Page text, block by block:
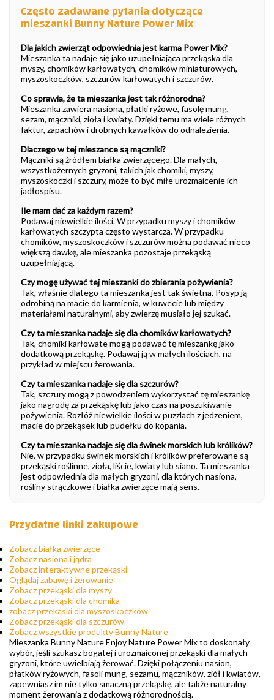
Często zadawane pytania dotyczące
mieszanki Bunny Nature Power Mix
Dla jakich zwierząt odpowiednia jest karma Power Mix?
Mieszanka ta nadaje się jako uzupełniająca przekąska dla
myszy, chomików karłowatych, chomików miniaturowych,
myszoskoczków, szczurów karłowatych i szczurów.
Co sprawia, że ta mieszanka jest tak różnorodna?
Mieszanka zawiera nasiona, płatki ryżowe, fasolę mung,
sezam, mączniki, zioła i kwiaty. Dzięki temu ma wiele różnych
faktur, zapachów i drobnych kawałków do odnalezienia.
Dlaczego w tej mieszance są mączniki?
Mączniki są źródłem białka zwierzęcego. Dla małych,
wszystkożernych gryzoni, takich jak chomiki, myszy,
myszoskoczki i szczury, może to być miłe urozmaicenie ich
jadłospisu.
Ile mam dać za każdym razem?
Podawaj niewielkie ilości. W przypadku myszy i chomików
karłowatych szczypta często wystarcza. W przypadku
chomików, myszoskoczków i szczurów można podawać nieco
większą dawkę, ale mieszanka pozostaje przekąską
uzupełniającą.
Czy mogę używać tej mieszanki do zbierania pożywienia?
Tak, właśnie dlatego ta mieszanka jest tak świetna. Posyp ją
odrobiną na macie do karmienia, w kuwecie lub między
materiałami naturalnymi, aby zwierzę musiało jej szukać.
Czy ta mieszanka nadaje się dla chomików karłowatych?
Tak, chomiki karłowate mogą podawać tę mieszankę jako
dodatkową przekąskę. Podawaj ją w małych ilościach, na
przykład w miejscu żerowania.
Czy ta mieszanka nadaje się dla szczurów?
Tak, szczury mogą z powodzeniem wykorzystać tę mieszankę
jako nagrodę za przekąskę lub jako czas na poszukiwanie
pożywienia. Rozłóż niewielkie ilości w puzzlach z jedzeniem,
macie do przekąsek lub pudełku do kopania.
Czy ta mieszanka nadaje się dla świnek morskich lub królików?
Nie, w przypadku świnek morskich i królików preferowane są
przekąski roślinne, zioła, liście, kwiaty lub siano. Ta mieszanka
jest odpowiednia dla małych gryzoni, dla których nasiona,
rośliny strączkowe i białka zwierzęce mają sens.
Przydatne linki zakupowe
Zobacz białka zwierzęce
Zobacz nasiona i jądra
Zobacz interaktywne przekąski
Oglądaj zabawę i żerowanie
Zobacz przekąski dla myszy
Zobacz przekąski dla chomika
zobacz przekąski dla myszoskoczków
Zobacz przekąski dla szczurów
Zobacz wszystkie produkty Bunny Nature
Mieszanka Bunny Nature Enjoy Nature Power Mix to doskonały
wybór, jeśli szukasz bogatej i urozmaiconej przekąski dla małych
gryzoni, które uwielbiają żerować. Dzięki połączeniu nasion,
płatków ryżowych, fasoli mung, sezamu, mączników, ziół i kwiatów,
zapewniasz im nie tylko smaczną przekąskę, ale także naturalny
moment żerowania z dodatkową różnorodnością.